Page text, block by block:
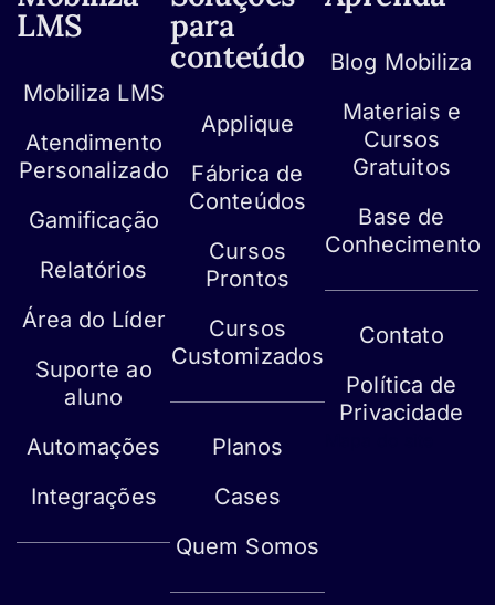
LMS
Mobiliza LMS
Atendimento
Personalizado
Gamificação
Relatórios
Área do Líder
Suporte ao
aluno
Automações
Integrações
para
conteúdo
Applique
Fábrica de
Conteúdos
Cursos
Prontos
Cursos
Customizados
Planos
Cases
Quem Somos
Blog Mobiliza
Materiais e
Cursos
Gratuitos
Base de
Conhecimento
Contato
Política de
Privacidade